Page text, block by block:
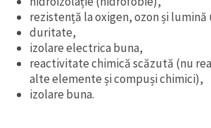
rezistență la oxigen, ozon și
duritate,
izolare electrica buna,
reactivitate chimică scăzută (nu
alte elemente și compuși chimici),
izolare buna.